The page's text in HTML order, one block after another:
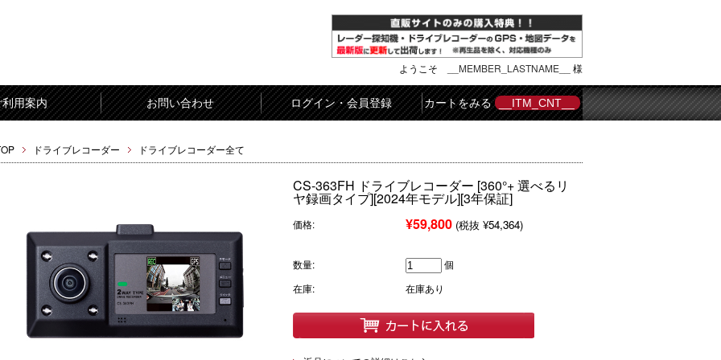
ようこそ __MEMBER_LASTNAME__ 様
利用案内 お問い合わせ ログイン・会員登録 カートをみる __ITM_CNT__
ドライブレコーダー ドライブレコーダー全て
CS-363FH ドライブレコーダー [360°+ 選べるリ
ヤ録画タイプ][2024年モデル][3年保証]
価格: ¥59,800 (税抜 ¥54,364)
数量:
個
在庫:
在庫あり